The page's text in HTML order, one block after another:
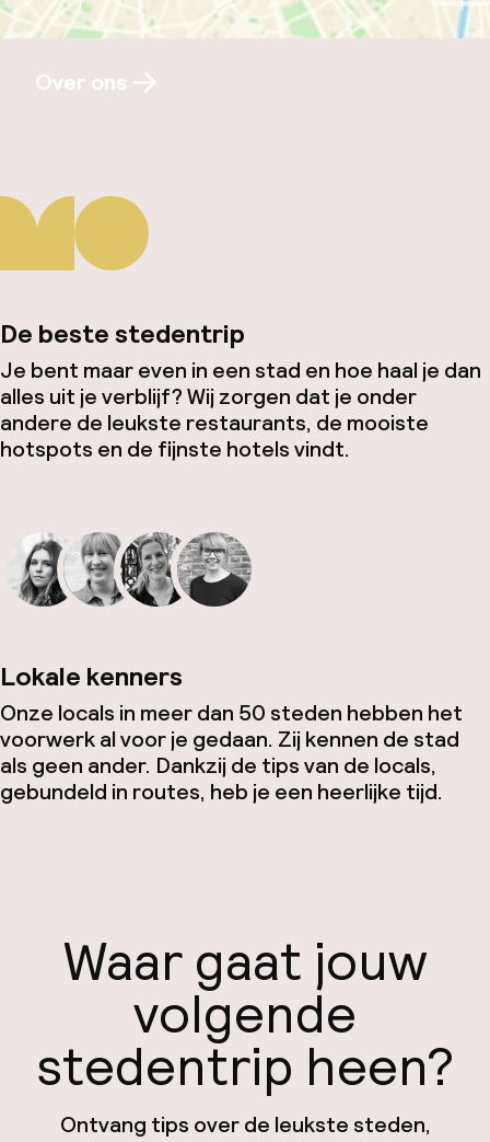
Over ons
De beste stedentrip
Je bent maar even in een stad en hoe haal je dan
alles uit je verblijf? Wij zorgen dat je onder
andere de leukste restaurants, de mooiste
hotspots en de fijnste hotels vindt.
Lokale kenners
Onze locals in meer dan 50 steden hebben het
voorwerk al voor je gedaan. Zij kennen de stad
als geen ander. Dankzij de tips van de locals,
gebundeld in routes, heb je een heerlijke tijd.
Waar gaat jouw
volgende
stedentrip heen?
Ontvang tips over de leukste steden,